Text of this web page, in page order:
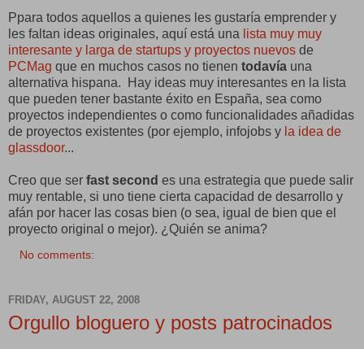
Ppara todos aquellos a quienes les gustaría emprender y
les faltan ideas originales, aquí está una lista muy muy
interesante y larga de startups y proyectos nuevos de
PCMag que en muchos casos no tienen todavía una
alternativa hispana. Hay ideas muy interesantes en la lista
que pueden tener bastante éxito en España, sea como
proyectos independientes o como funcionalidades añadidas
de proyectos existentes (por ejemplo, infojobs y la idea de
glassdoor...
Creo que ser fast second es una estrategia que puede salir
muy rentable, si uno tiene cierta capacidad de desarrollo y
afán por hacer las cosas bien (o sea, igual de bien que el
proyecto original o mejor). ¿Quién se anima?
No comments:
FRIDAY, AUGUST 22, 2008
Orgullo bloguero y posts patrocinados